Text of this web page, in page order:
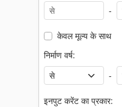
-
केवल मूल्य के साथ
निर्माण वर्ष:
-
इनपुट करेंट का प्रकार: